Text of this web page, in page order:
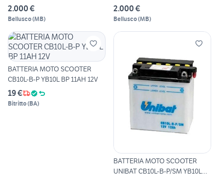
2.000 €
Bellusco(MB)
2.000 €
Bellusco(MB)
BATTERIA MOTO SCOOTER
CB10L-B-P YB10L BP 11AH 12V
19 €
Bitritto(BA)
BATTERIA MOTO SCOOTER
UNIBAT CB10L-B-P/SM YB10L